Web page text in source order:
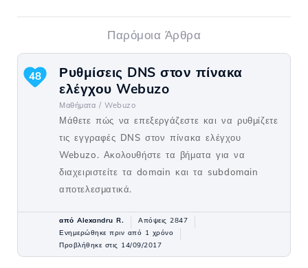
Παρόμοια Άρθρα
Ρυθμίσεις DNS στον πίνακα
ελέγχου Webuzo
Μαθήματα / Webuzo
Μάθετε πώς να επεξεργάζεστε και να ρυθμίζετε
τις εγγραφές DNS στον πίνακα ελέγχου
Webuzo. Ακολουθήστε τα βήματα για να
διαχειριστείτε τα domain και τα subdomain
αποτελεσματικά.
48
από Alexandru R.
Απόψεις 2847
Ενημερώθηκε πριν από 1 χρόνο
Προβλήθηκε στις 14/09/2017